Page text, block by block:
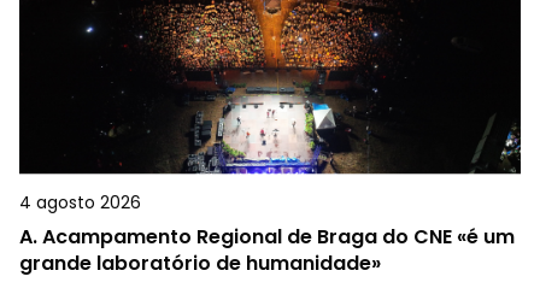
4 agosto 2026
A.Acampamento Regional de Braga do CNE «é um
grande laboratório de humanidade»